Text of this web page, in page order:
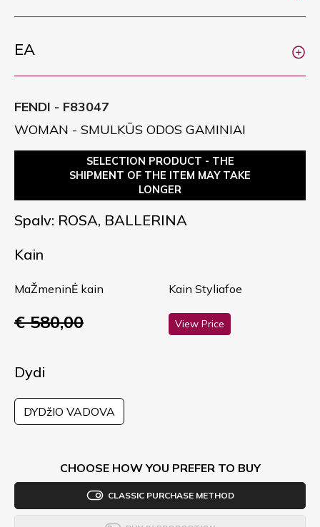
EA
FENDI - F83047
WOMAN - SMULKŪS ODOS GAMINIAI
SELECTION PRODUCT - THE
SHIPMENT OF THE ITEM MAY TAKE
LONGER
Spalv: ROSA, BALLERINA
Kain
MaŽmeninĖ kain
€ 580,00
Kain Styliafoe
View Price
Dydi
DYDžIO VADOVA
CHOOSE HOW YOU PREFER TO BUY
CLASSIC PURCHASE METHOD